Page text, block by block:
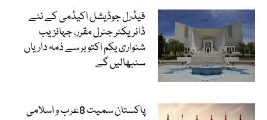
فیڈرل جوڈیشل اکیڈمی کے نئے
ڈائریکٹر جنرل مقرر، جہانزیب
شنواری یکم اکتوبر سے ذمہ داریاں
سنبھالیں گے
پاکستان سمیت 8عرب و اسلامی